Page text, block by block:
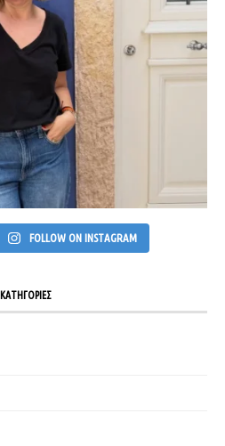
FOLLOW ON INSTAGRAM
ΚΑΤΗΓΟΡΙΕΣ